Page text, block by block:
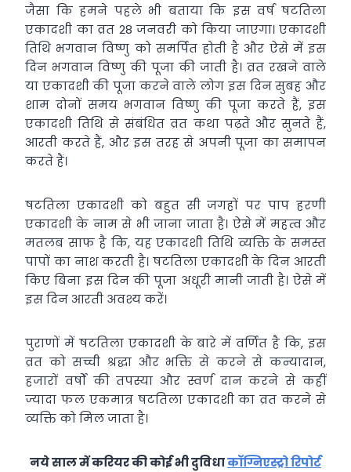
जैसा कि हमने पहले भी बताया कि इस वर्ष षटतिला
एकादशी का व्रत 28 जनवरी को किया जाएगा। एकादशी
तिथि भगवान विष्णु को समर्पित होती है और ऐसे में इस
दिन भगवान विष्णु की पूजा की जाती है। व्रत रखने वाले
या एकादशी की पूजा करने वाले लोग इस दिन सुबह और
शाम दोनों समय भगवान विष्णु की पूजा करते हैं, इस
एकादशी तिथि से संबंधित व्रत कथा पढ़ते और सुनते हैं,
आरती करते हैं, और इस तरह से अपनी पूजा का समापन
करते हैं।
षटतिला एकादशी को बहुत सी जगहों पर पाप हरणी
एकादशी के नाम से भी जाना जाता है। ऐसे में महत्व और
मतलब साफ है कि, यह एकादशी तिथि व्यक्ति के समस्त
पापों का नाश करती है। षटतिला एकादशी के दिन आरती
किए बिना इस दिन की पूजा अधूरी मानी जाती है। ऐसे में
इस दिन आरती अवश्य करें।
पुराणों में षटतिला एकादशी के बारे में वर्णित है कि, इस
व्रत को सच्ची श्रद्धा और भक्ति से करने से कन्यादान,
हजारों वर्षों की तपस्या और स्वर्ण दान करने से कहीं
ज्यादा फल एकमात्र षटतिला एकादशी का व्रत करने से
व्यक्ति को मिल जाता है।
नये साल में करियर की कोई भी दुविधाकॉग्निएस्ट्रो रिपोर्ट